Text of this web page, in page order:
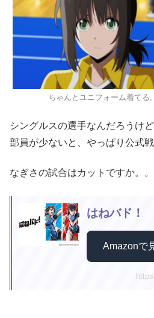
ちゃんとユニフォーム着てる。
シングルスの選手なんだろうけど
部員が少ないと、やっぱり公式
なぎさの試合はカットですか。
はねバド！
Amazonで